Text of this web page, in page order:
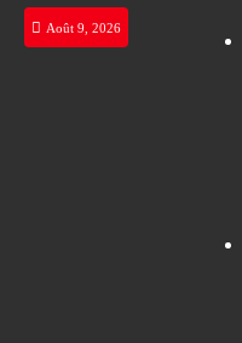
Août 9, 2026